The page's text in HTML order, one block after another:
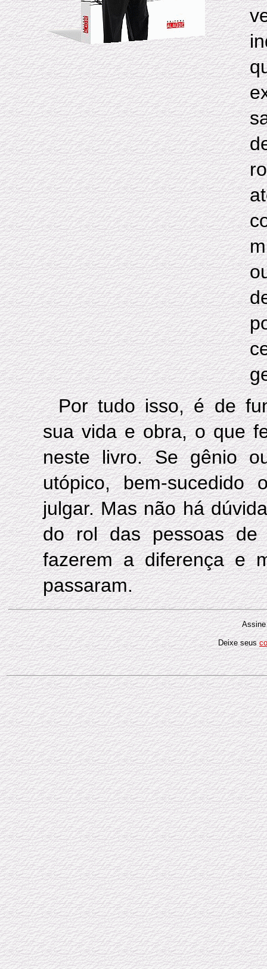
Por tudo isso, é de
sua vida e obra, o que
neste livro. Se gênio
utópico, bem-sucedido
julgar. Mas não há
do rol das pessoas de
fazerem a diferença e
passaram.
Deixe seus